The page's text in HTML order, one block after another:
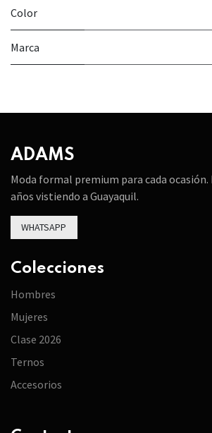
Color
Marca
ADAMS
Moda formal premium para cada ocasión.
años vistiendo a Guayaquil.
WHATSAPP
Colecciones
Hombres
Mujeres
Clase 2026
Ternos
Accesorios